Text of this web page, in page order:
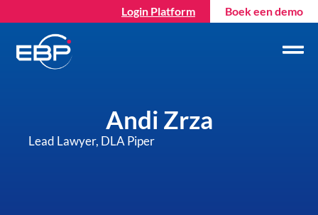
Login Platform Boek een demo
Andi Zrza
Lead Lawyer, DLA Piper